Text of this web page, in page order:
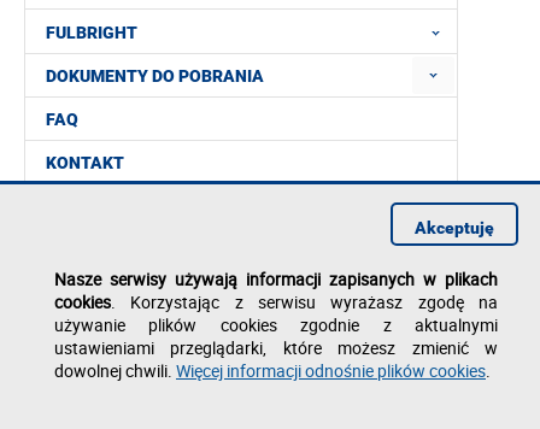
FULBRIGHT
DOKUMENTY DO POBRANIA
FAQ
KONTAKT
Nasze serwisy używają informacji zapisanych w plikach
cookies. Korzystając z serwisu wyrażasz zgodę na
używanie plików cookies zgodnie z aktualnymi
ustawieniami przeglądarki, które możesz zmienić w
dowolnej chwili. Więcej informacji odnośnie plików cookies.
Akceptuję